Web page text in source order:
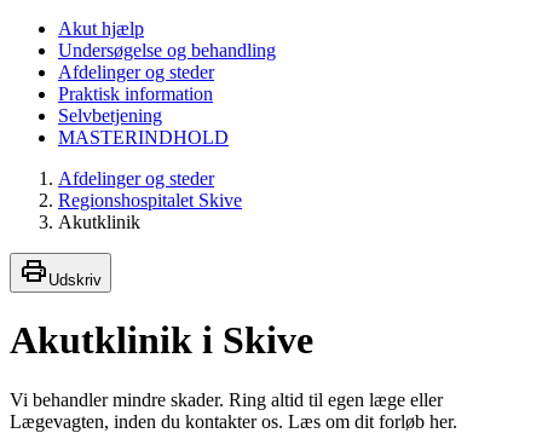
Akut hjælp
Undersøgelse og behandling
Afdelinger og steder
Praktisk information
Selvbetjening
MASTERINDHOLD
Afdelinger og steder
Regionshospitalet Skive
Akutklinik
Udskriv
Akutklinik i Skive
Vi behandler mindre skader. Ring altid til egen læge eller
Lægevagten, inden du kontakter os. Læs om dit forløb her.